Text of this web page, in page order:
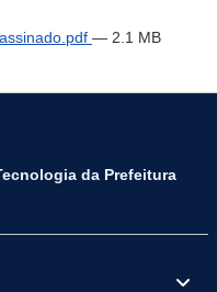
— 2.1 MB
da Prefeitura